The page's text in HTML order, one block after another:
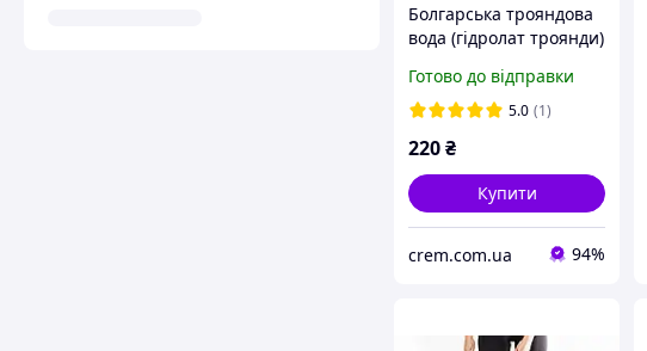
Болгарська трояндова
вода (гідролат троянди)
з розпилювачем
Готово до відправки
5.0 (1)
220₴
Купити
crem.com.ua 94%